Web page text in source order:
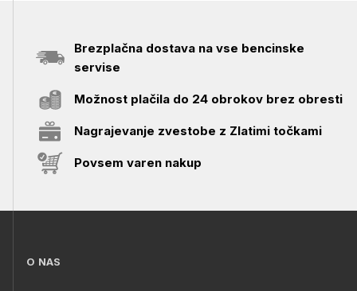
Brezplačna dostava na vse bencinske
servise
Možnost plačila do 24 obrokov brez obresti
Nagrajevanje zvestobe z Zlatimi točkami
Povsem varen nakup
O NAS